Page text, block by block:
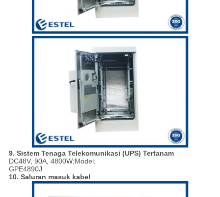
9. Sistem Tenaga Telekomunikasi (UPS) Tertanam
DC48V, 90A, 4800W;Model:
GPE4890J
10. Saluran masuk kabel